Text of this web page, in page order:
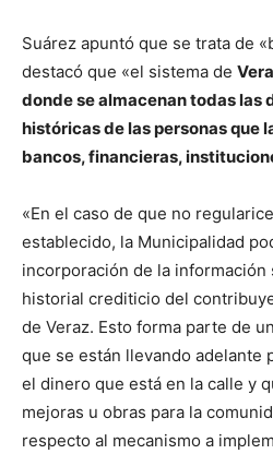
Suárez apuntó que se trata de
destacó que «el sistema de
donde se almacenan todas las
históricas de las personas que
bancos, financieras,
«En el caso de que no
establecido, la Municipalidad
incorporación de la información
historial crediticio del
de Veraz. Esto forma parte de
que se están llevando adelante
el dinero que está en la calle y
mejoras u obras para la
respecto al mecanismo a